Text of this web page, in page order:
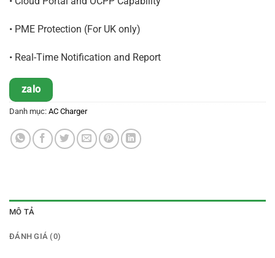
• PME Protection (For UK only)
• Real-Time Notification and Report
zalo
Danh mục: AC Charger
MÔ TẢ
ĐÁNH GIÁ (0)